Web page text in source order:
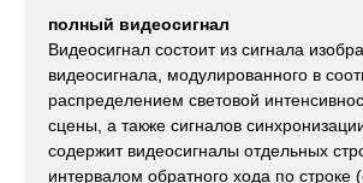
полный видеосигнал
Видеосигнал состоит из сигнала
видеосигнала, модулированного в
распределением световой
сцены, а также сигналов
содержит видеосигналы отдельных
интервалом обратного хода по строке